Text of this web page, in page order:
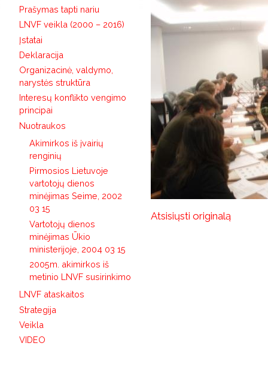
Prašymas tapti nariu
LNVF veikla (2000 – 2016)
Įstatai
Deklaracija
Organizacinė, valdymo,
narystės struktūra
Interesų konflikto vengimo
principai
Nuotraukos
Akimirkos iš įvairių
renginių
Pirmosios Lietuvoje
vartotojų dienos
minėjimas Seime, 2002
03 15
Vartotojų dienos
minėjimas Ūkio
ministerijoje, 2004 03 15
2005m. akimirkos iš
metinio LNVF susirinkimo
LNVF ataskaitos
Strategija
Veikla
VIDEO
Atsisiųsti originalą